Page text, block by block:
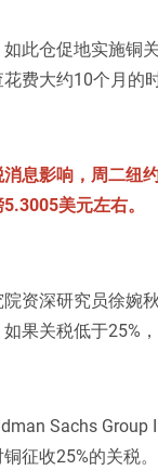
此仓促地实施铜
费大约10个月的
息影响，周二纽
美元左右。
资深研究员徐婉
果关税低于25%
Sachs
征收25%的关税。